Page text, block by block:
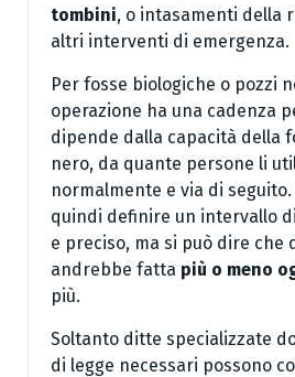
tombini, o intasamenti della
altri interventi di emergenza.
Per fosse biologiche o pozzi
operazione ha una cadenza
dipende dalla capacità della
nero, da quante persone li
normalmente e via di
quindi definire un intervallo
e preciso, ma si può dire che
andrebbe fatta più o meno
più.
Soltanto ditte specializzate
di legge necessari possono